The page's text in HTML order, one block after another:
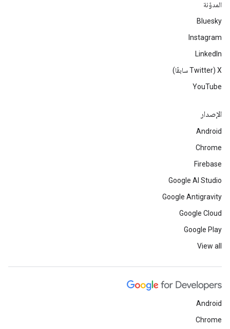
المدوّنة
Bluesky
Instagram
LinkedIn
‫X ‏(Twitter سابقًا)
YouTube
الإصدار
Android
Chrome
Firebase
Google AI Studio
Google Antigravity
Google Cloud
Google Play
View all
Android
Chrome